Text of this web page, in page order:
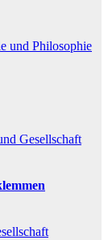
und Philosophie
Gesellschaft